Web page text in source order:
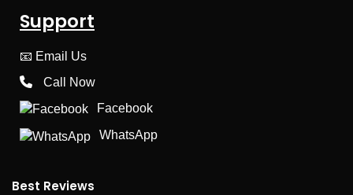
Support
📧 Email Us
Call Now
Facebook
WhatsApp
Best Reviews